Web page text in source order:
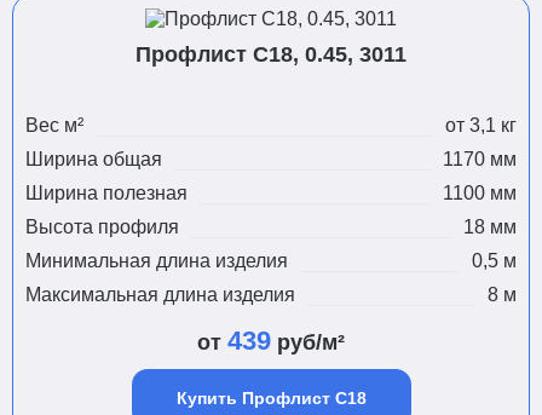
Профлист С18, 0.45, 3011
Вес м²
от 3,1 кг
Ширина общая
1170 мм
Ширина полезная
1100 мм
Высота профиля
18 мм
Минимальная длина изделия
0,5 м
Максимальная длина изделия
8 м
от 439 руб/м²
Купить Профлист С18